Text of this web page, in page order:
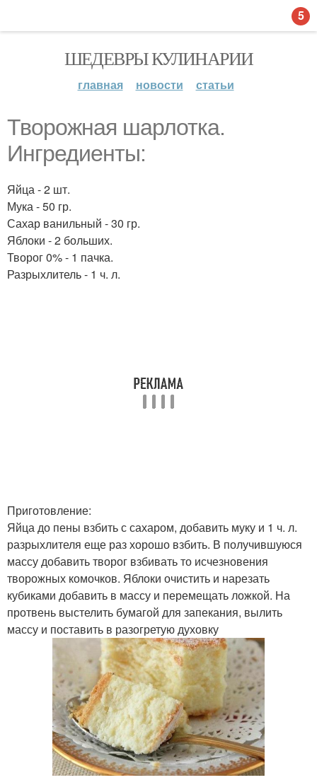
ШЕДЕВРЫ КУЛИНАРИИ
главная новости статьи
Творожная шарлотка.
Ингредиенты:
Яйца - 2 шт.
Мука - 50 гр.
Сахар ванильный - 30 гр.
Яблоки - 2 больших.
Творог 0% - 1 пачка.
Разрыхлитель - 1 ч. л.
Приготовление:
Яйца до пены взбить с сахаром, добавить муку и 1 ч. л.
разрыхлителя еще раз хорошо взбить. В получившуюся
массу добавить творог взбивать то исчезновения
творожных комочков. Яблоки очистить и нарезать
кубиками добавить в массу и перемещать ложкой. На
протвень выстелить бумагой для запекания, вылить
массу и поставить в разогретую духовку
5